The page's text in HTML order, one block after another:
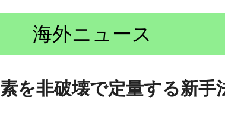
海外ニュース
を非破壊で定量する新手